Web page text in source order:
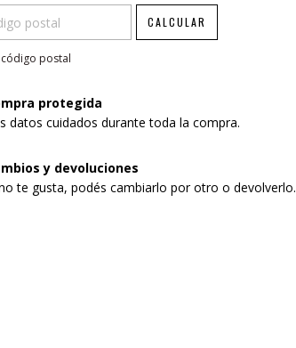
CALCULAR
postal
protegida
datos cuidados durante toda la compra.
y devoluciones
te gusta, podés cambiarlo por otro o devolverlo.